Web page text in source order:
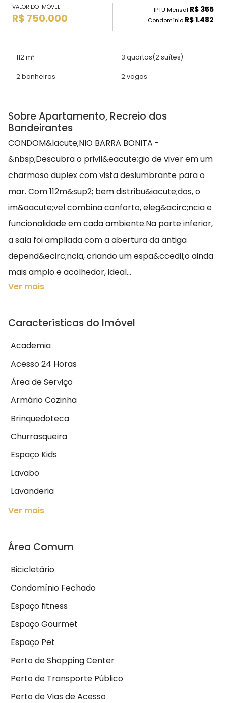
VALOR DO IMÓVEL
R$ 750.000
IPTU Mensal R$ 355
Condomínio R$ 1.482
112 m² 3 quartos(2 suítes)
2 banheiros 2 vagas
Sobre Apartamento, Recreio dos
Bandeirantes
CONDOM&Iacute;NIO BARRA BONITA -
&nbsp;Descubra o privil&eacute;gio de viver em um
charmoso duplex com vista deslumbrante para o
mar. Com 112m&sup2; bem distribu&iacute;dos, o
im&oacute;vel combina conforto, eleg&acirc;ncia e
funcionalidade em cada ambiente.Na parte inferior,
a sala foi ampliada com a abertura da antiga
depend&ecirc;ncia, criando um espa&ccedil;o ainda
mais amplo e acolhedor, ideal...
Ver mais
Características do Imóvel
Academia
Acesso 24 Horas
Área de Serviço
Armário Cozinha
Brinquedoteca
Churrasqueira
Espaço Kids
Lavabo
Lavanderia
Ver mais
Área Comum
Bicicletário
Condomínio Fechado
Espaço fitness
Espaço Gourmet
Espaço Pet
Perto de Shopping Center
Perto de Transporte Público
Perto de Vias de Acesso